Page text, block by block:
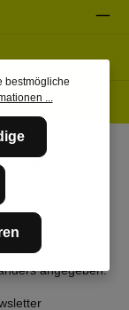
Versandkosten
angegeben.
bestmögliche
...